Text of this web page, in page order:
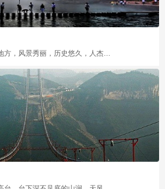
凤凰古城一个古老而神秘的地方，风景秀丽，历史悠久，人杰地灵，名贤辈出，名胜古迹众多